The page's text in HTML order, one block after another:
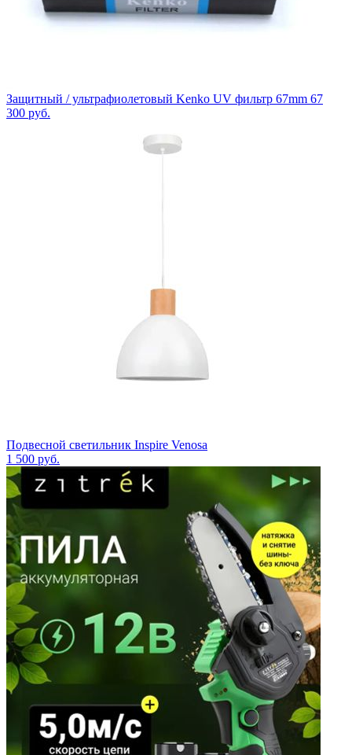
Защитный / ультрафиолетовый Kenko UV фильтр 67mm 67
300 руб.
Подвесной светильник Inspire Venosa
1 500 руб.